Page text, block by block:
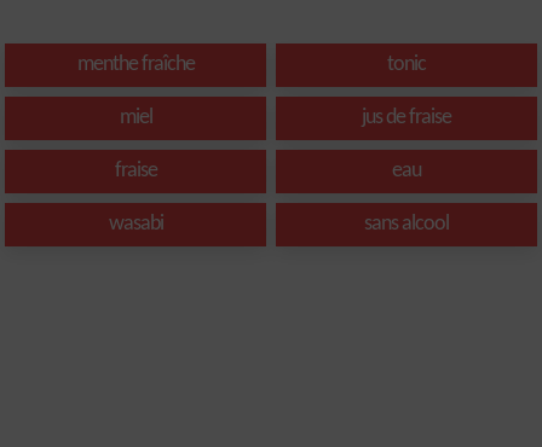
menthe fraîche tonic
miel jus de fraise
fraise eau
wasabi sans alcool